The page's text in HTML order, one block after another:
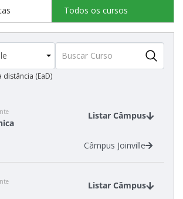
Matrícula
Especial
Processos Seletivos
Todos os cursos
(EaD)
Listar Câmpus
Câmpus Joinville
Listar Câmpus